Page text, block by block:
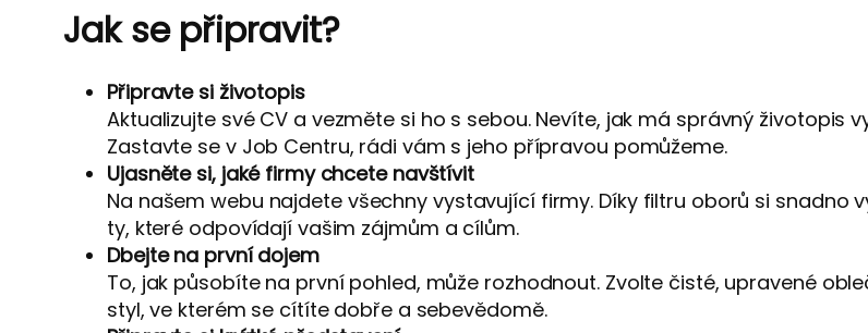
Jak se připravit?
Připravte si životopis
Aktualizujte své CV a vezměte si ho s sebou. Nevíte, jak má správný životopis
Zastavte se v Job Centru, rádi vám s jeho přípravou pomůžeme.
Ujasněte si, jaké firmy chcete navštívit
Na našem webu najdete všechny vystavující firmy. Díky filtru oborů si snadno
ty, které odpovídají vašim zájmům a cílům.
Dbejte na první dojem
To, jak působíte na první pohled, může rozhodnout. Zvolte čisté, upravené
styl, ve kterém se cítíte dobře a sebevědomě.